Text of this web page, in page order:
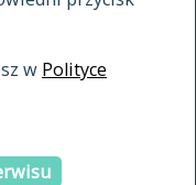
w Polityce